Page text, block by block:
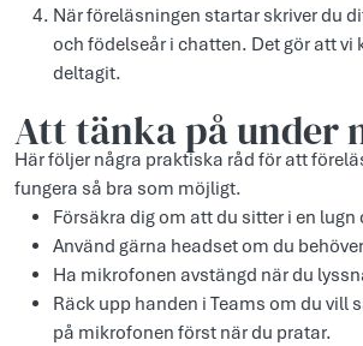
När föreläsningen startar skriver du
och födelseår i chatten. Det gör att vi
deltagit.
Att tänka på under
Här följer några praktiska råd för att
fungera så bra som möjligt.
Försäkra dig om att du sitter i en
Använd gärna headset om du
Ha mikrofonen avstängd när du
Räck upp handen i Teams om du vill
på mikrofonen först när du pratar.